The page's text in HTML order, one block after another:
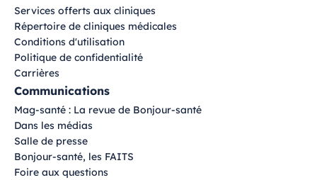
Services offerts aux cliniques
Répertoire de cliniques médicales
Conditions d'utilisation
Politique de confidentialité
Carrières
Communications
Mag-santé : La revue de Bonjour-santé
Dans les médias
Salle de presse
Bonjour-santé, les FAITS
Foire aux questions